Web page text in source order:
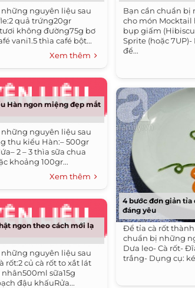
nguyên liệu sau
quả trứng20gr
không đường75g bơ
vani1.5 thìa café bột...
Xem thêm
Hàn ngon miệng đẹp mắt
nguyên liệu sau
thu kiểu Hàn:– 500gr
2 – 3 thìa sữa chua
khoảng 100gr...
Xem thêm
ngon theo cách mới lạ
nguyên liệu sau
rốt:2 củ cà rốt to xắt lát
sữa15g
đậu khấuRửa...
Bạn cần chuẩn bị
cho món Mocktail
bụp giấm
Sprite (hoặc
để...
4 bước đơn giản
đáng yêu
Để tỉa cà rốt
chuẩn bị những
Dưa leo- Cà rốt-
trắng- Dụng cụ: